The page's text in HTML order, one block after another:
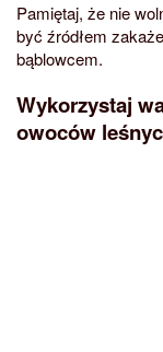
Pamiętaj, że nie
być źródłem
bąblowcem.
Wykorzystaj
owoców